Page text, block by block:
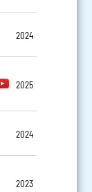
2024
2025
2024
2023